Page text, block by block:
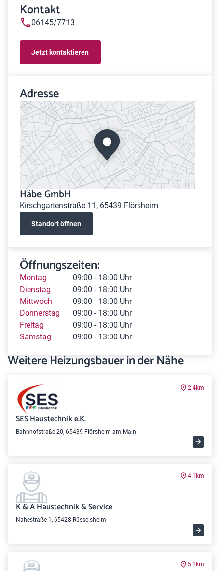
Kontakt
06145/7713
Jetzt kontaktieren
Adresse
Häbe GmbH
Kirschgartenstraße 11, 65439 Flörsheim
Standort öffnen
Öffnungszeiten:
Montag
09:00 - 18:00 Uhr
Dienstag
09:00 - 18:00 Uhr
Mittwoch
09:00 - 18:00 Uhr
Donnerstag
09:00 - 18:00 Uhr
Freitag
09:00 - 18:00 Uhr
Samstag
09:00 - 13:00 Uhr
Weitere Heizungsbauer in der Nähe
2.4km
SES Haustechnik e.K.
Bahnhofstraße 20, 65439 Flörsheim am Main
4.1km
K & A Haustechnik & Service
Nahestraße 1, 65428 Rüsselsheim
5.1km